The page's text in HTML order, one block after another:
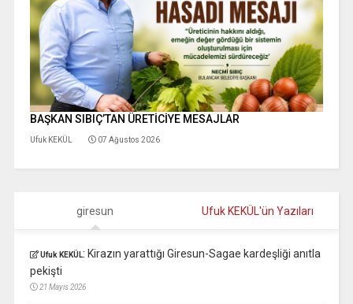
BAŞKAN SIBIÇ’TAN ÜRETİCİYE MESAJLAR
Ufuk KEKÜL 07 Ağustos 2026
giresun Ufuk KEKÜL'ün Yazıları
Ufuk KEKÜL: Kirazın yarattığı Giresun-Sagae kardeşliği anıtla
pekişti
21 Mayıs 2026